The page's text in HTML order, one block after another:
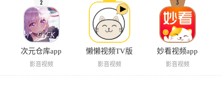
次元仓库app
影音视频
懒懒视频TV版
影音视频
妙看视频app
影音视频